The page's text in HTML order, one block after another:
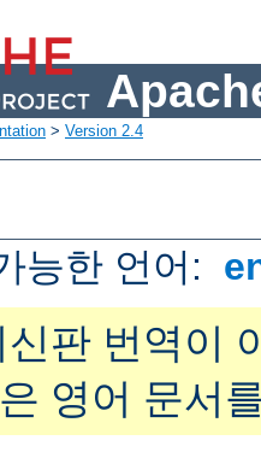
> Version 2.4
능한 언어:
판 번역이
영어 문서